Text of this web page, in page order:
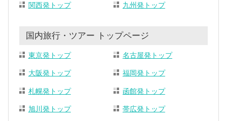
関西発トップ 九州発トップ
国内旅行・ツアー トップページ
東京発トップ 名古屋発トップ
大阪発トップ 福岡発トップ
札幌発トップ 函館発トップ
旭川発トップ 帯広発トップ